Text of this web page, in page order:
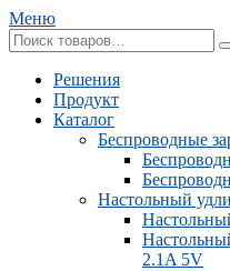
Меню
Решения
Продукт
Каталог
Беспроводные
Настольный
2.1A 5V